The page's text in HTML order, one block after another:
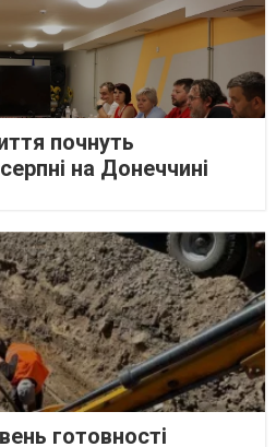
почнуть
на Донеччині
готовності